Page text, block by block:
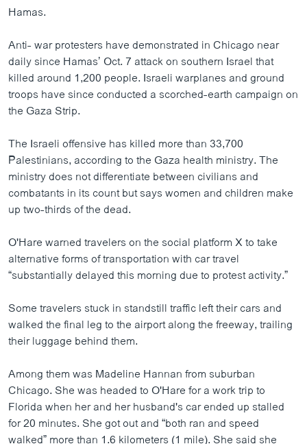
Hamas.
Anti- war protesters have demonstrated in Chicago near
daily since Hamas’ Oct. 7 attack on southern Israel that
killed around 1,200 people. Israeli warplanes and ground
troops have since conducted a scorched-earth campaign on
the Gaza Strip.
The Israeli offensive has killed more than 33,700
Palestinians, according to the Gaza health ministry. The
ministry does not differentiate between civilians and
combatants in its count but says women and children make
up two-thirds of the dead.
O'Hare warned travelers on the social platform X to take
alternative forms of transportation with car travel
“substantially delayed this morning due to protest activity.”
Some travelers stuck in standstill traffic left their cars and
walked the final leg to the airport along the freeway, trailing
their luggage behind them.
Among them was Madeline Hannan from suburban
Chicago. She was headed to O'Hare for a work trip to
Florida when her and her husband's car ended up stalled
for 20 minutes. She got out and “both ran and speed
walked” more than 1.6 kilometers (1 mile). She said she